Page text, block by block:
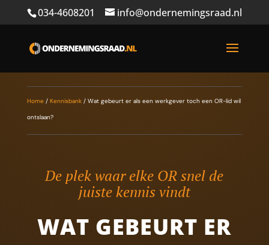
034-4608201 info@ondernemingsraad.nl
Home/ Kennisbank/ Wat gebeurt er als een werkgever toch een OR-lid wil
ontslaan?
De plek waar elke OR snel de
juiste kennis vindt
WAT GEBEURT ER